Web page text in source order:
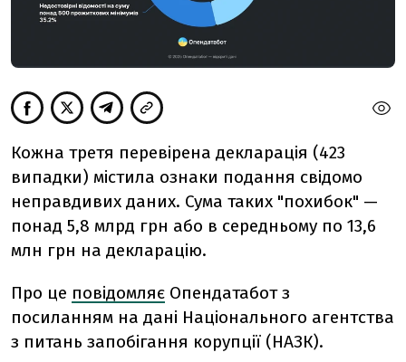
Кожна третя перевірена декларація (423
випадки) містила ознаки подання свідомо
неправдивих даних. Сума таких "похибок" —
понад 5,8 млрд грн або в середньому по 13,6
млн грн на декларацію.
Про це повідомляє Опендатабот з
посиланням на дані Національного агентства
з питань запобігання корупції (НАЗК).